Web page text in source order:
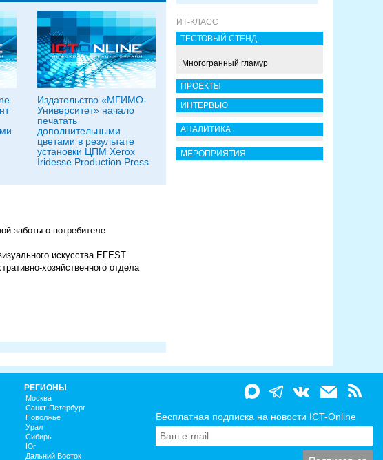
Издательство «МГИМО-
Университет» начало
печатать
дополнительными
цветами в результате
установки ЦПМ Xerox
Iridesse Production Press
заботы о потребителе
искусства EFEST
хозяйственного отдела
ИТ-КЛАСС
ТЕСТОВЫЙ СТЕНД
Многогранный гламур
ПРОЕКТЫ
ИНТЕРВЬЮ
АНАЛИТИКА
МЕРОПРИЯТИЯ
РЕГИОНЫ
Москва
Санкт-Петербург
Поволжье
Урал
Сибирь
Юг
Дальний Восток
Бесплатная подписка на новости ICT-Online